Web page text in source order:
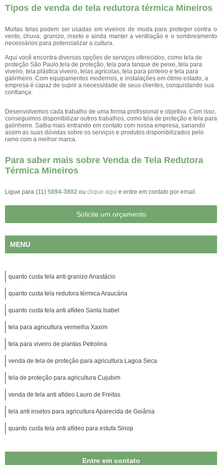
Tipos de venda de tela redutora térmica Mineiros
Muitas telas podem ser usadas em viveiros de muda para proteger contra o
vento, chuva, granizo, inseto e ainda manter a ventilação e o sombreamento
necessários para potencializar a cultura.
Aqui você encontra diversas opções de serviços oferecidos, como tela de
proteção São Paulo,tela de proteção, tela para tanque de peixe, tela para
viveiro, tela plástica viveiro, telas agrícolas, tela para pinteiro e tela para
galinheiro. Com equipamentos modernos, e instalações em ótimo estado, a
empresa é capaz de suprir a necessidade de seus clientes, conquistando sua
confiança.
Desenvolvemos cada trabalho de uma forma profissional e objetiva. Com isso,
conseguimos disponibilizar outros trabalhos, como tela de proteção e tela para
galinheiro. Saiba mais entrando em contato com nossa empresa, sanando
assim as suas dúvidas sobre os serviços e produtos disponibilizados pelo
ramo com a melhor marca.
Para saber mais sobre Venda de Tela Redutora
Térmica Mineiros
Ligue para (11) 5894-3802 ou clique aqui e entre em contato por email.
Solicite um orçamento
MENU
quanto custa tela anti granizo Anastácio
quanto custa tela redutora térmica Araucária
quanto custa tela anti afídeo Santa Isabel
tela para agricultura vermelha Xaxim
tela para viveiro de plantas Petrolina
venda de tela de proteção para agricultura Lagoa Seca
tela de proteção para agricultura Cujubim
venda de tela anti afídeo Lauro de Freitas
tela anti insetos para agricultura Aparecida de Goiânia
quanto custa tela anti afídeo para estufa Sinop
Entre em contato